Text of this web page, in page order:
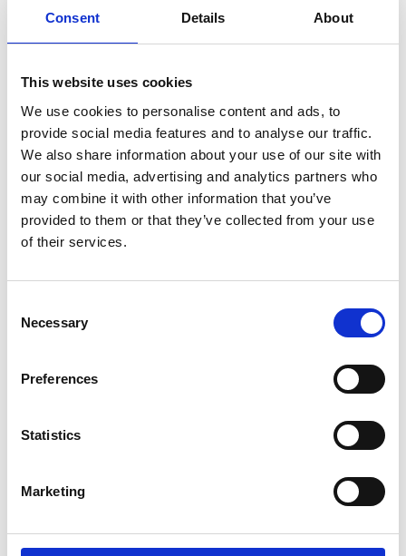
Consent Details About
This website uses cookies
We use cookies to personalise content and ads, to
provide social media features and to analyse our traffic.
We also share information about your use of our site with
our social media, advertising and analytics partners who
may combine it with other information that you’ve
provided to them or that they’ve collected from your use
of their services.
Selection
Necessary
Preferences
Statistics
Marketing
chiusura, sulla condizione di ogni donna: quella di
essere sempre dilaniata fra realizzazione personale e
parte più complessa per una donna è nascere tale.
Bello e terrificante.»
Infinito Teatro